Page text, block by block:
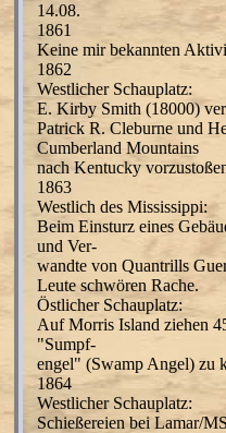
14.08.
1861
Keine mir bekannten
1862
Westlicher Schauplatz:
E. Kirby Smith (18000)
Patrick R. Cleburne und
Cumberland Mountains
nach Kentucky
1863
Westlich des Mississippi:
Beim Einsturz eines
und Ver-
wandte von Quantrills
Leute schwören Rache.
Östlicher Schauplatz:
Auf Morris Island ziehen
"Sumpf-
engel" (Swamp Angel) zu
1864
Westlicher Schauplatz:
Schießereien bei Lamar/